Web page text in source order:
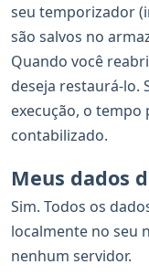
seu temporizador
são salvos no
Quando você
deseja restaurá-lo.
execução, o
contabilizado.
Meus dados
Sim. Todos os
localmente no seu
nenhum servidor.